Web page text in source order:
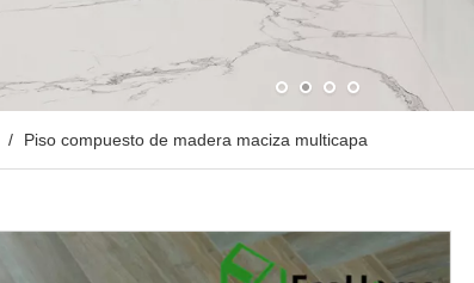
/ Piso compuesto de madera maciza multicapa